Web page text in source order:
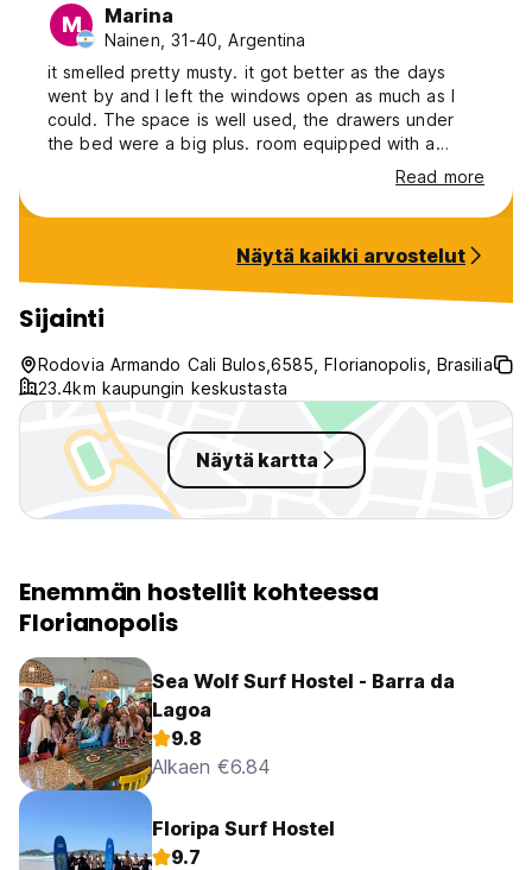
M Marina
Nainen, 31-40, Argentina
it smelled pretty musty. it got better as the days
went by and I left the windows open as much as I
could. The space is well used, the drawers under
the bed were a big plus. room equipped with a
boiler and basic cutlery, dishes, etc. a sharedRead more
Näytä kaikki arvostelut
Sijainti
Rodovia Armando Cali Bulos,6585, Florianopolis, Brasilia
23.4km kaupungin keskustasta
Näytä kartta
Enemmän hostellit kohteessa
Florianopolis
Sea Wolf Surf Hostel - Barra da
Lagoa
9.8
Alkaen €6.84
Floripa Surf Hostel
9.7